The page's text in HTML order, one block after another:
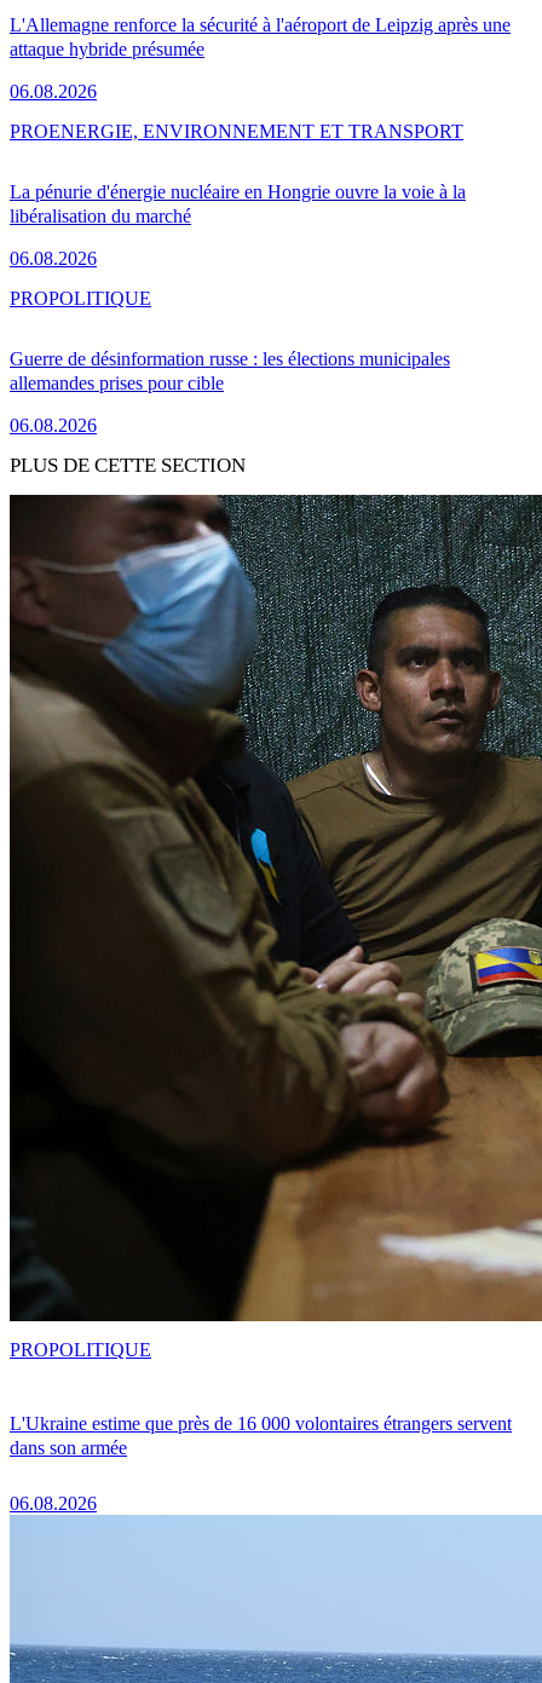
L'Allemagne renforce la sécurité à l'aéroport de Leipzig après une
attaque hybride présumée
06.08.2026
La pénurie d'énergie nucléaire en Hongrie ouvre la voie à la
libéralisation du marché
06.08.2026
PROENERGIE, ENVIRONNEMENT ET TRANSPORT
Guerre de désinformation russe : les élections municipales
allemandes prises pour cible
06.08.2026
PROPOLITIQUE
PLUS DE CETTE SECTION
L'Ukraine estime que près de 16 000 volontaires étrangers servent
dans son armée
06.08.2026
PROPOLITIQUE